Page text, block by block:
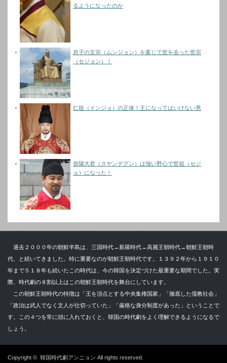
るようになったのか
息子の文宗（ムンジョン）を案じて世を去った世宗
（セジョン）！
仁祖（インジョ）の正体！王になってはいけない男
首陽大君（スヤンデグン）は強い野心で世祖（セジ
ョ）になった！
過去２０００年の朝鮮半島は、三国時代→新羅時代→高麗王朝時代→朝鮮王朝時
代、と続いてきました。特に重要なのが朝鮮王朝時代です。１３９２年から１９１０
年まで５１８年も続いたこの時代は、今の韓国を決定づけた最重要な期間でした。実
際、時代劇の８割以上はこの朝鮮王朝時代を舞台にしています。
この朝鮮王朝時代の特徴は「王を頂点とする中央集権国家」「徹底した儒教社会」
「政治は武人でなく文人が仕切っていた」「厳格な身分制度があった」ということで
す。この４つを常に頭に入れておくと、韓国の時代劇をよく理解できるようになるで
しょう。
Copyright © 韓国時代劇アンニョン All rights reserved.